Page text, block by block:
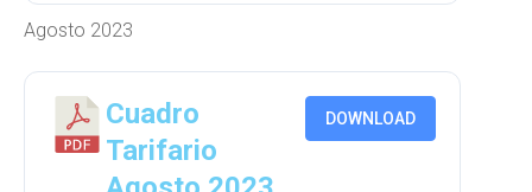
Agosto 2023
Cuadro
Tarifario
DOWNLOAD